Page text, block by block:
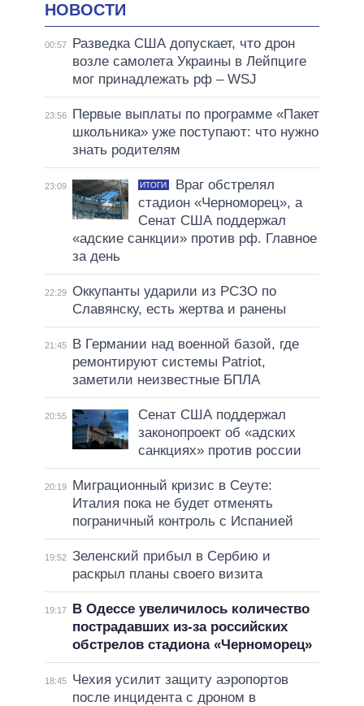
НОВОСТИ
00:57
Разведка США допускает, что дрон
возле самолета Украины в Лейпциге
мог принадлежать рф – WSJ
23:56
Первые выплаты по программе «Пакет
школьника» уже поступают: что нужно
знать родителям
23:09 ИТОГИ
Враг обстрелял
стадион «Черноморец», а
Сенат США поддержал
«адские санкции» против рф. Главное
за день
22:29 Оккупанты ударили из РСЗО по
Славянску, есть жертва и ранены
21:45
В Германии над военной базой, где
ремонтируют системы Patriot,
заметили неизвестные БПЛА
20:55
Сенат США поддержал
законопроект об «адских
санкциях» против россии
20:19
Миграционный кризис в Сеуте:
Италия пока не будет отменять
пограничный контроль с Испанией
19:52 Зеленский прибыл в Сербию и
раскрыл планы своего визита
19:17
В Одессе увеличилось количество
пострадавших из-за российских
обстрелов стадиона «Черноморец»
18:45
Чехия усилит защиту аэропортов
после инцидента с дроном в